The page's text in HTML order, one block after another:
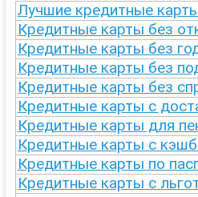
Лучшие кредитные
Кредитные карты без
Кредитные карты без
Кредитные карты без
Кредитные карты без
Кредитные карты с
Кредитные карты для
Кредитные карты с
Кредитные карты по
Кредитные карты с